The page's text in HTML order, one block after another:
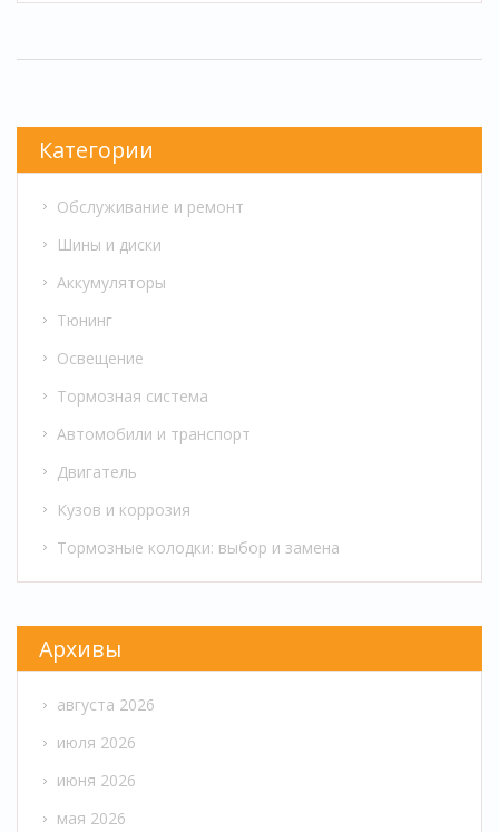
Практические советы помогут сохранить
работоспособность вашей машины даже в
Категории
Обслуживание и ремонт
Шины и диски
Аккумуляторы
Тюнинг
Освещение
Тормозная система
Автомобили и транспорт
Двигатель
Кузов и коррозия
Тормозные колодки: выбор и замена
Архивы
августа 2026
июля 2026
июня 2026
мая 2026